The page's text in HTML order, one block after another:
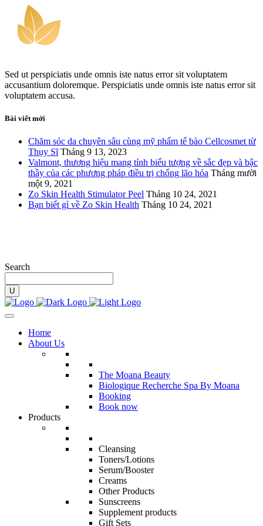
Sed ut perspiciatis unde omnis iste natus error sit voluptatem
accusantium doloremque. Perspiciatis unde omnis iste natus error sit
voluptatem accusa.
Bài viết mới
Chăm sóc da chuyên sâu cùng mỹ phẩm tế bào Cellcosmet từ
Thụy Sĩ Tháng 9 13, 2023
Valmont, thương hiệu mang tính biểu tượng về sắc đẹp và bậc
thầy của các phương pháp điều trị chống lão hóa Tháng mười
một 9, 2021
Zo Skin Health Stimulator Peel Tháng 10 24, 2021
Bạn biết gì về Zo Skin Health Tháng 10 24, 2021
Search
Home
About Us
The Moana Beauty
Biologique Recherche Spa By Moana
Booking
Book now
Products
Cleansing
Toners/Lotions
Serum/Booster
Creams
Other Products
Sunscreens
Supplement products
Gift Sets